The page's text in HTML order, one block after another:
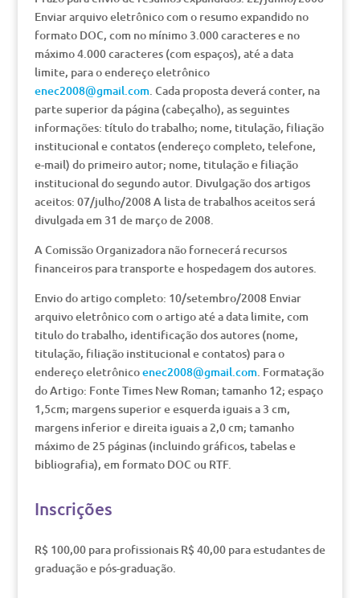
Enviar arquivo eletrônico com o resumo expandido no
formato DOC, com no mínimo 3.000 caracteres e no
máximo 4.000 caracteres (com espaços), até a data
limite, para o endereço eletrônico
enec2008@gmail.com. Cada proposta deverá conter, na
parte superior da página (cabeçalho), as seguintes
informações: título do trabalho; nome, titulação, filiação
institucional e contatos (endereço completo, telefone,
e-mail) do primeiro autor; nome, titulação e filiação
institucional do segundo autor. Divulgação dos artigos
aceitos: 07/julho/2008 A lista de trabalhos aceitos será
divulgada em 31 de março de 2008.
A Comissão Organizadora não fornecerá recursos
financeiros para transporte e hospedagem dos autores.
Envio do artigo completo: 10/setembro/2008 Enviar
arquivo eletrônico com o artigo até a data limite, com
titulo do trabalho, identificação dos autores (nome,
titulação, filiação institucional e contatos) para o
endereço eletrônicoenec2008@gmail.com. Formatação
do Artigo: Fonte Times New Roman; tamanho 12; espaço
1,5cm; margens superior e esquerda iguais a 3 cm,
margens inferior e direita iguais a 2,0 cm; tamanho
máximo de 25 páginas (incluindo gráficos, tabelas e
bibliografia), em formato DOC ou RTF.
Inscrições
R$ 100,00 para profissionais R$ 40,00 para estudantes de
graduação e pós-graduação.